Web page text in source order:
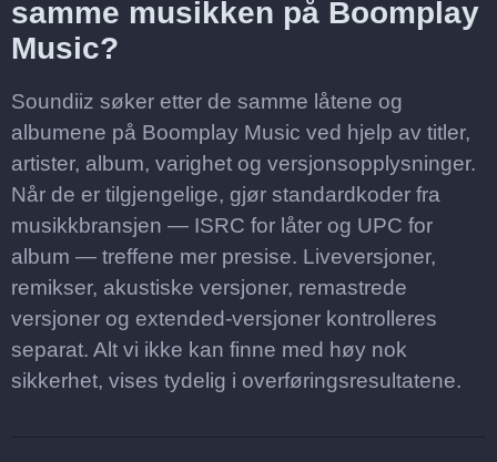
samme musikken på Boomplay
Music?
Soundiiz søker etter de samme låtene og
albumene på Boomplay Music ved hjelp av titler,
artister, album, varighet og versjonsopplysninger.
Når de er tilgjengelige, gjør standardkoder fra
musikkbransjen — ISRC for låter og UPC for
album — treffene mer presise. Liveversjoner,
remikser, akustiske versjoner, remastrede
versjoner og extended-versjoner kontrolleres
separat. Alt vi ikke kan finne med høy nok
sikkerhet, vises tydelig i overføringsresultatene.